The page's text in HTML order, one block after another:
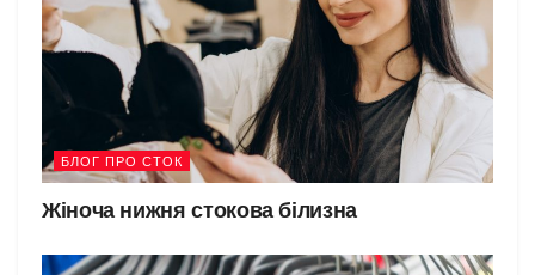
БЛОГ ПРО СТОК
Жіноча нижня стокова білизна